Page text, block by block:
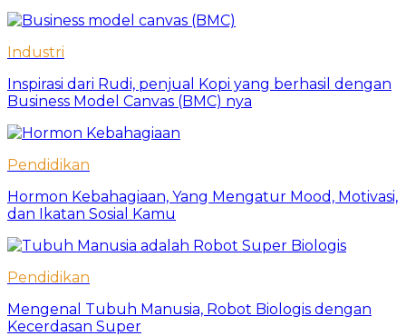
Industri
Inspirasi dari Rudi, penjual Kopi yang berhasil dengan
Business Model Canvas (BMC) nya
Pendidikan
Hormon Kebahagiaan, Yang Mengatur Mood, Motivasi,
dan Ikatan Sosial Kamu
Pendidikan
Mengenal Tubuh Manusia, Robot Biologis dengan
Kecerdasan Super